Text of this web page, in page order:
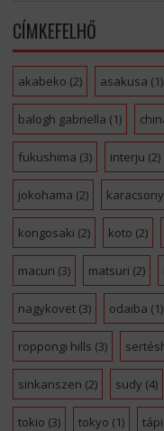
CÍMKEFELHŐ
akabeko (2) asakusa (1)
balogh gabriella (1)
fukushima (3) interju (2)
jokohama (2)
kongosaki (2) koto (2)
macuri (3) matsuri (2)
nagykovet(3) odaiba (1)
roppongi hills (3)
sinkanszen (2) sudy (4)
tokio (3) tokyo (1)